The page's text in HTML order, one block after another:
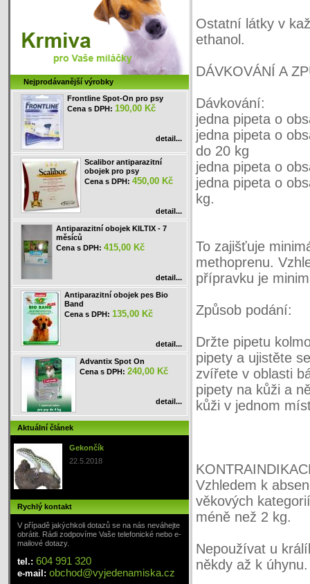
Ostatní látky v
ethanol.
DÁVKOVÁNÍ A
Dávkování:
jedna pipeta o
jedna pipeta o
do 20 kg
jedna pipeta o
jedna pipeta o
kg.
To zajišťuje
methoprenu.
přípravku je
Způsob podání:
Držte pipetu
pipety a ujistěte
zvířete v oblasti
pipety na kůži a
kůži v jednom
Vzhledem k
věkových
méně než 2 kg.
Nepoužívat u
někdy až k úhynu.
Nejprodávanější výrobky
Frontline Spot-On pro psy
Cena s DPH: 190,00 Kč
detail...
Scalibor antiparazitní
obojek pro psy
Cena s DPH: 450,00 Kč
detail...
Antiparazitní obojek KILTIX - 7
měsíců
Cena s DPH: 415,00 Kč
detail...
Antiparazitní obojek pes Bio
Band
Cena s DPH: 135,00 Kč
detail...
Advantix Spot On
Cena s DPH: 240,00 Kč
detail...
Aktuální článek
Gekončík
22.5.2018
Rychlý kontakt
V případě jakýchkoli dotazů se na nás neváhejte
obrátit. Rádi zodpovíme Vaše telefonické nebo e-
mailové dotazy.
tel.: 604 991 320
e-mail: obchod@vyjedenamiska.cz